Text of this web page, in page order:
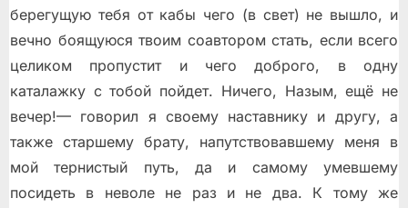
берегущую тебя от кабы чего (в свет) не вышло, и
вечно боящуюся твоим соавтором стать, если всего
целиком пропустит и чего доброго, в одну
каталажку с тобой пойдет. Ничего, Назым, ещё не
вечер!— говорил я своему наставнику и другу, а
также старшему брату, напутствовавшему меня в
мой тернистый путь, да и самому умевшему
посидеть в неволе не раз и не два. К тому же